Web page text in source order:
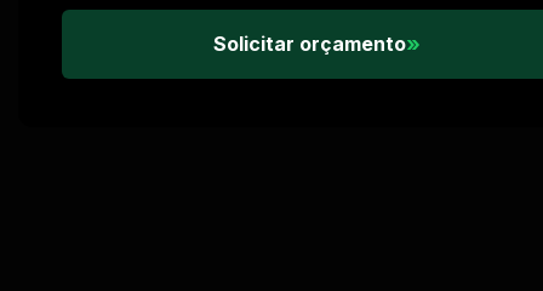
Solicitar orçamento»